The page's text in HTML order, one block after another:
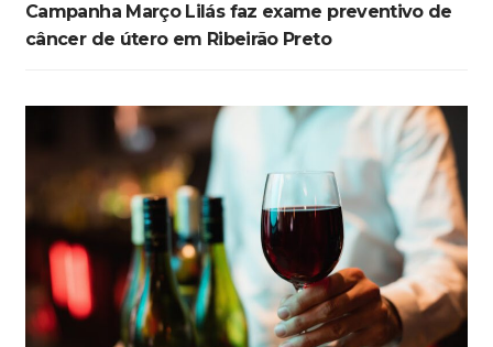
Campanha Março Lilás faz exame preventivo de
câncer de útero em Ribeirão Preto